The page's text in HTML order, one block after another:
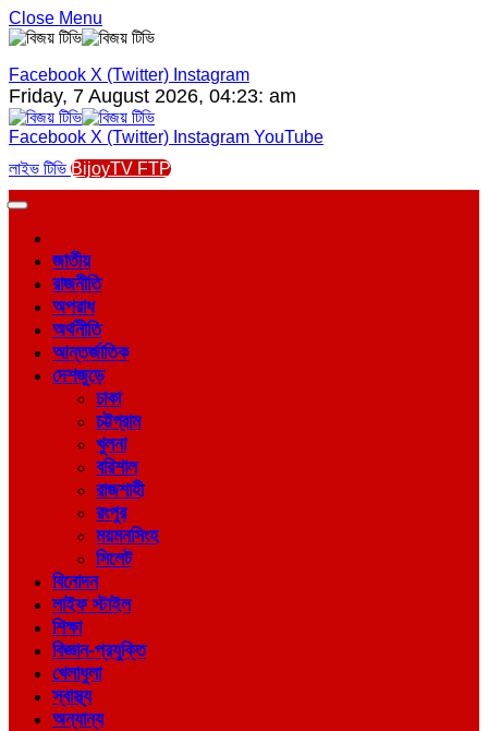
Close Menu
Facebook X (Twitter) Instagram
Friday, 7 August 2026, 04:23: am
Facebook X (Twitter) Instagram YouTube
লাইভ টিভি BijoyTV FTP
জাতীয়
রাজনীতি
অপরাধ
অর্থনীতি
আন্তর্জাতিক
দেশজুড়ে
ঢাকা
চট্টগ্রাম
খুলনা
বরিশাল
রাজশাহী
রংপুর
ময়মনসিংহ
সিলেট
বিনোদন
লাইফ স্টাইল
শিক্ষা
বিজ্ঞান-প্রযুক্তি
খেলাধুলা
স্বাস্থ্য
অন্যান্য